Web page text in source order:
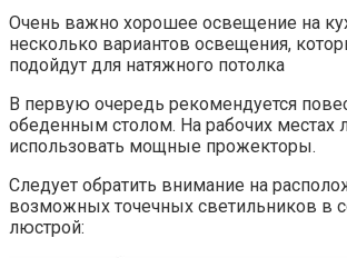
Очень важно хорошее освещение на
несколько вариантов освещения,
подойдут для натяжного потолка
В первую очередь рекомендуется
обеденным столом. На рабочих местах
использовать мощные прожекторы.
Следует обратить внимание на
возможных точечных светильников в
люстрой: